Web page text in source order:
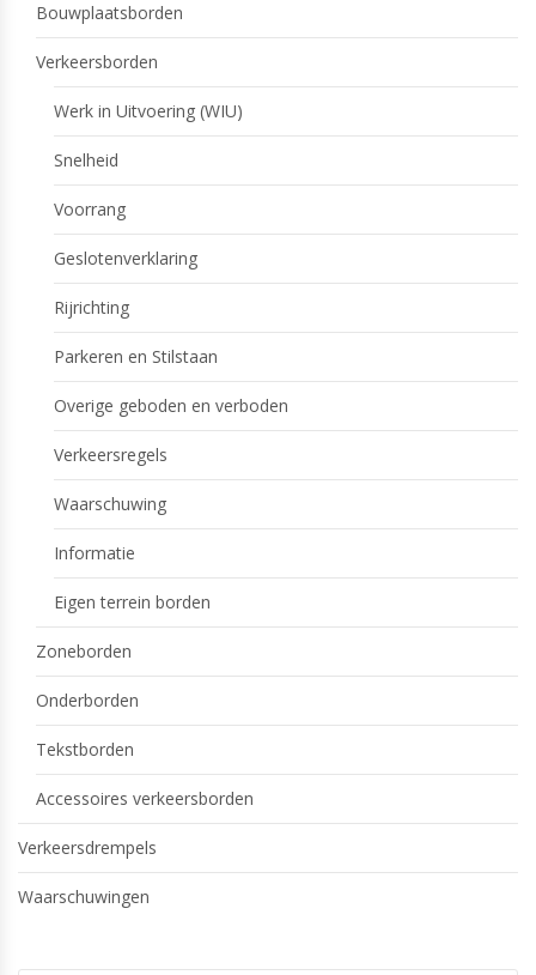
Bouwplaatsborden
Verkeersborden
Werk in Uitvoering (WIU)
Snelheid
Voorrang
Geslotenverklaring
Rijrichting
Parkeren en Stilstaan
Overige geboden en verboden
Verkeersregels
Waarschuwing
Informatie
Eigen terrein borden
Zoneborden
Onderborden
Tekstborden
Accessoires verkeersborden
Verkeersdrempels
Waarschuwingen